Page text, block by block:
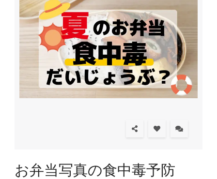
お弁当写真の食中毒予防